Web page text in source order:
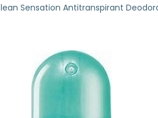
Sensation Antitranspirant